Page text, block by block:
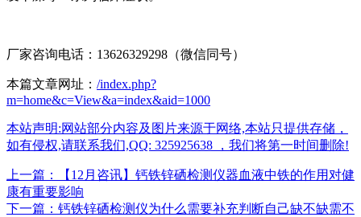
厂家咨询电话：13626329298（微信同号）
本篇文章网址： /index.php?
m=home&c=View&a=index&aid=1000
本站声明:网站部分内容及图片来源于网络,本站只提供存储，
如有侵权,请联系我们,QQ: 325925638 ，我们将第一时间删除!
上一篇：【12月咨讯】钙铁锌硒检测仪器血液中铁的作用对健
康有重要影响
下一篇：钙铁锌硒检测仪为什么需要补充判断自己缺不缺需不